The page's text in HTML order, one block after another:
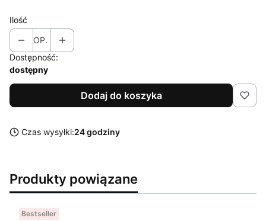
Ilość
OP.
Dostępność:
dostępny
Dodaj do koszyka
Czas wysyłki:24 godziny
Produkty powiązane
Bestseller